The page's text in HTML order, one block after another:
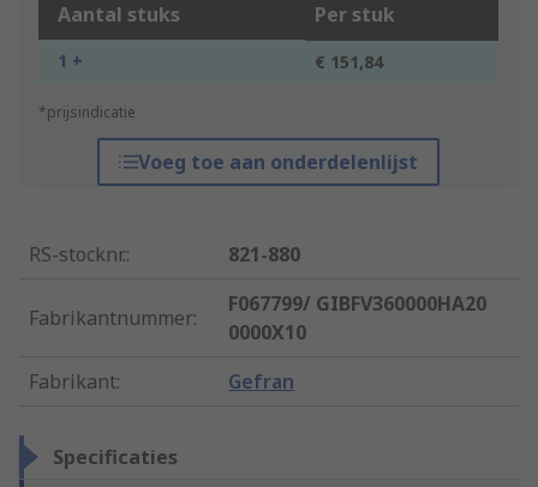
Aantal stuks Per stuk
1 + € 151,84
*prijsindicatie
Voeg toe aan onderdelenlijst
RS-stocknr.: 821-880
Fabrikantnummer:
F067799/ GIBFV360000HA20
0000X10
Fabrikant: Gefran
Specificaties